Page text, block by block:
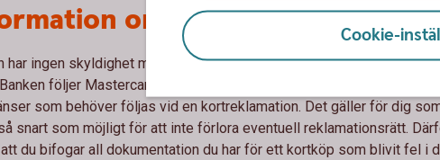
om reklamationsrätten
har ingen skyldighet men kan i vissa fall hjälpa till vid reklamation av
följer Mastercards regler som innefattar dokumentationskrav
som behöver följas vid en kortreklamation. Det gäller för dig
snart som möjligt för att inte förlora eventuell reklamationsrätt.
du bifogar all dokumentation du har för ett kortköp som blivit fel i
Cookie-